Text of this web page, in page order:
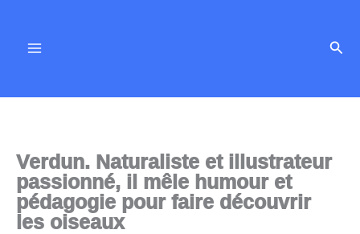
contenu
Verdun. Naturaliste et illustrateur
passionné, il mêle humour et
pédagogie pour faire découvrir
les oiseaux